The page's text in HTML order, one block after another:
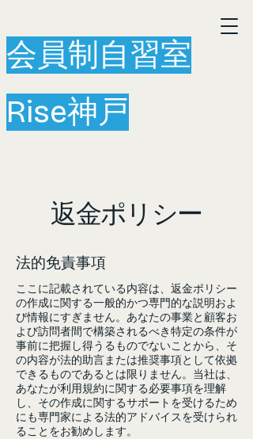
会員制自習室
Rise神戸
返金ポリシー
法的免責事項
ここに記載されている内容は、返金ポリシー
の作成に関する一般的かつ専門的な説明およ
び情報にすぎません。あなたの事業と顧客お
よび訪問者間で構築されるべき特定の条件が
事前に把握し得うるものでないことから、そ
の内容が法的助言または推奨事項として依拠
できるものであるとは限りません。当社は、
あなたが利用規約に関する必要事項を理解
し、その作成に関するサポートを受けるため
にも専門家による法的アドバイスを受けられ
ることをお勧めします。